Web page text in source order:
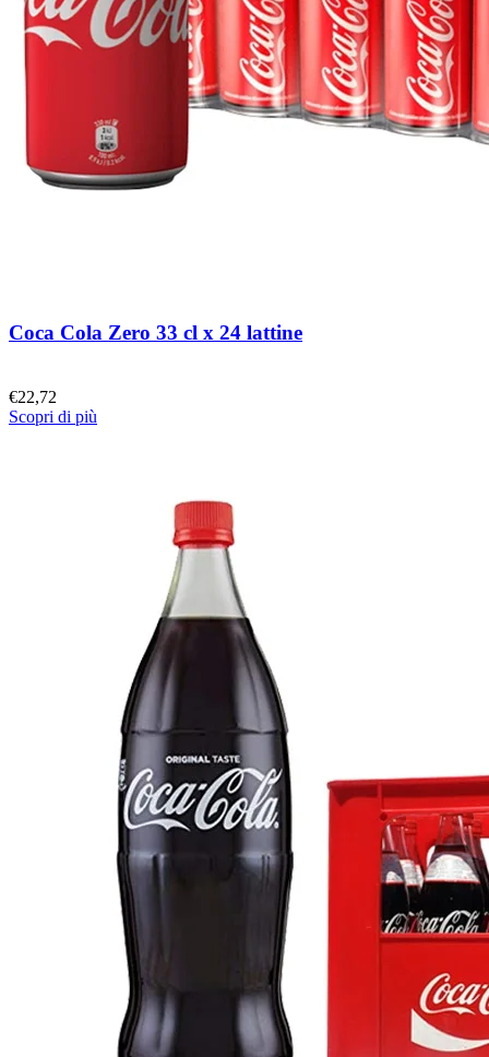
Coca Cola Zero 33 cl x 24 lattine
€22,72
Scopri di più